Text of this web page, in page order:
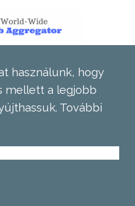
használunk, hogy
mellett a legjobb
További